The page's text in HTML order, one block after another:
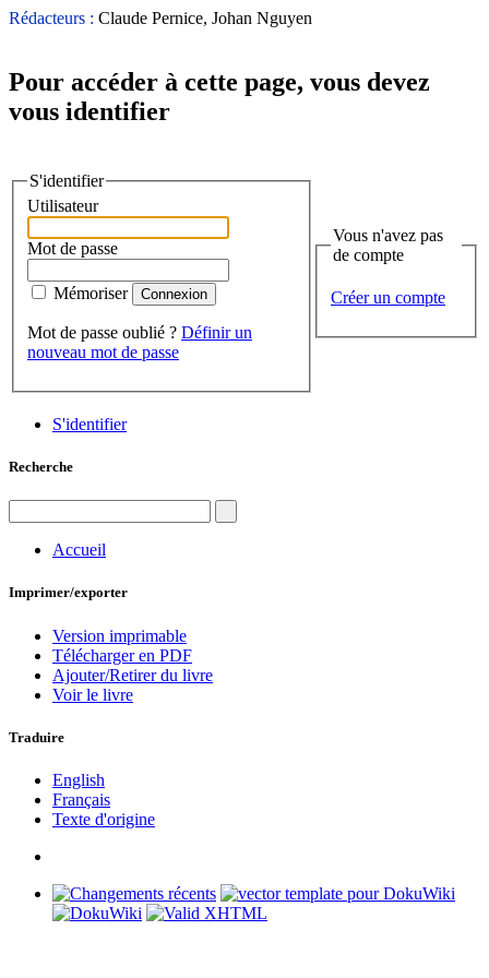
Rédacteurs : Claude Pernice, Johan Nguyen
Pour accéder à cette page, vous devez
vous identifier
S'identifier
Utilisateur
Mot de passe
Mémoriser
Mot de passe oublié ? Définir un
nouveau mot de passe
Vous n'avez pas
de compte
Créer un compte
S'identifier
Recherche
Accueil
Imprimer/exporter
Version imprimable
Télécharger en PDF
Ajouter/Retirer du livre
Voir le livre
Traduire
English
Français
Texte d'origine